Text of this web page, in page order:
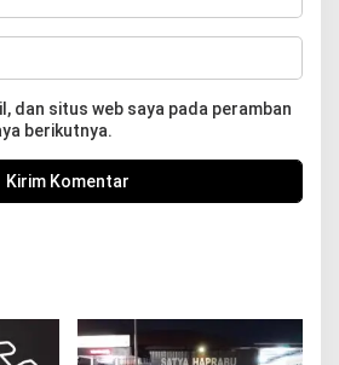
dan situs web saya pada peramban
berikutnya.